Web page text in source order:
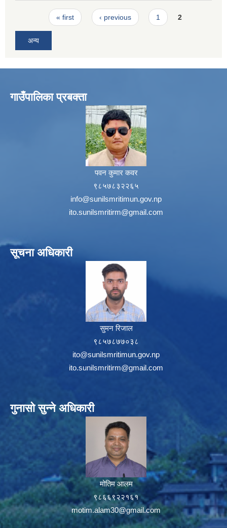
Pages« first ‹ previous 1 2
अन्य
गाउँपालिका प्रबक्ता
पवन कुमार कवर
९८५७८३२२६५
info@sunilsmritimun.gov.np
ito.sunilsmritirm@gmail.com
सूचना अधिकारी
सुमन रिजाल
९८५७८७७०३८
ito@sunilsmritimun.gov.np
ito.sunilsmritirm@gmail.com
गुनासो सुन्ने अधिकारी
मोतिम आलम
९८६६९२२१६१
motim.alam30@gmail.com